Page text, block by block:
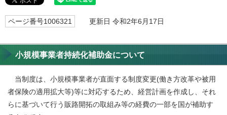
ページ番号1006321 更新日 令和2年6月17日
小規模事業者持続化補助金について
当制度は、小規模事業者が直面する制度変更(働き方改革や被用
者保険の適用拡大等)等に対応するため、経営計画を作成し、それ
らに基づいて行う販路開拓の取組み等の経費の一部を国が補助す